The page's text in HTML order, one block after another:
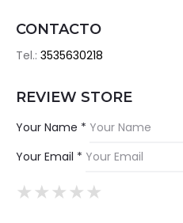
CONTACTO
Tel.: 3535630218
REVIEW STORE
Your Name *
Your Email *
★
★★
★★★
★★★★
★★★★★